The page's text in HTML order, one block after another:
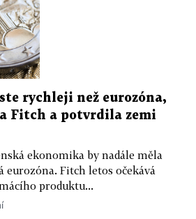
rychleji než eurozóna,
Fitch a potvrdila zemi
ekonomika by nadále měla
eurozóna. Fitch letos očekává
produktu...